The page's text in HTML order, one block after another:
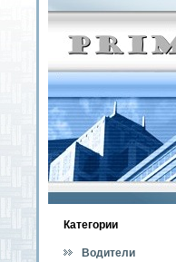
Категοрии
Водители